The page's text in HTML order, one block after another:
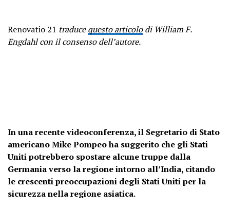
Renovatio 21 traducequesto articolodi William F.
Engdahl con il consenso dell’autore.
In una recente videoconferenza, il Segretario di Stato
americano Mike Pompeo ha suggerito che gli Stati
Uniti potrebbero spostare alcune truppe dalla
Germania verso la regione intorno all’India, citando
le crescenti preoccupazioni degli Stati Uniti per la
sicurezza nella regione asiatica.